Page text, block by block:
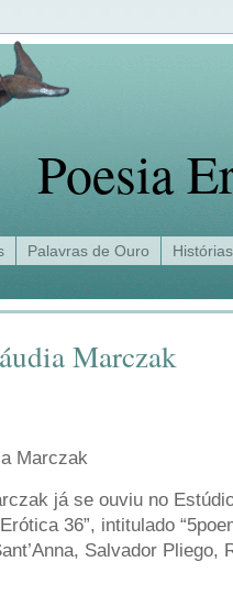
Poesia
Palavras de Ouro Histórias
Marczak
Marczak
já se ouviu no
36”, intitulado
Salvador Pliego,